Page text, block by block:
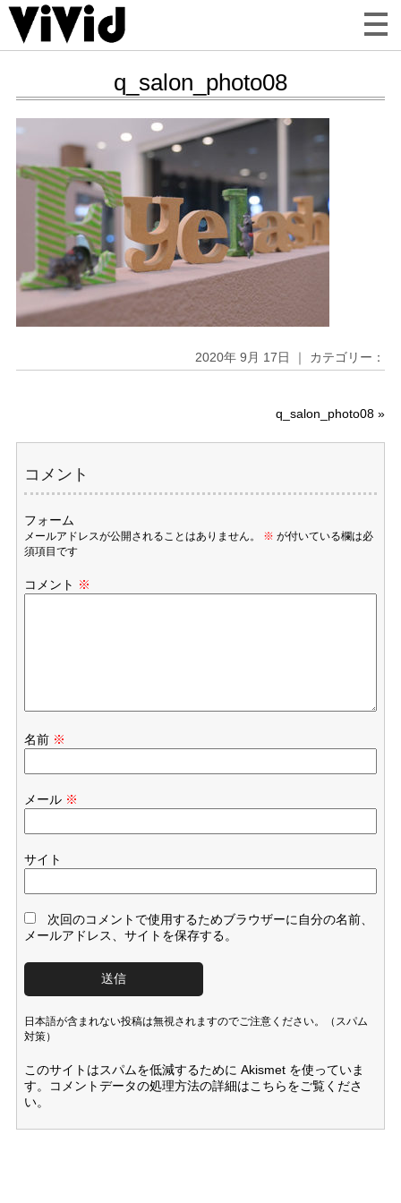
q_salon_photo08
2020年 9月 17日 ｜ カテゴリー：
q_salon_photo08 »
コメント
フォーム
メールアドレスが公開されることはありません。 ※ が付いている欄は必
須項目です
コメント ※
名前 ※
メール ※
サイト
次回のコメントで使用するためブラウザーに自分の名前、
メールアドレス、サイトを保存する。
日本語が含まれない投稿は無視されますのでご注意ください。（スパム
対策）
このサイトはスパムを低減するために Akismet を使っていま
す。
コメントデータの処理方法の詳細はこちらをご覧くださ
い。